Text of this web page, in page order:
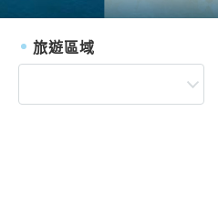
旅遊區域